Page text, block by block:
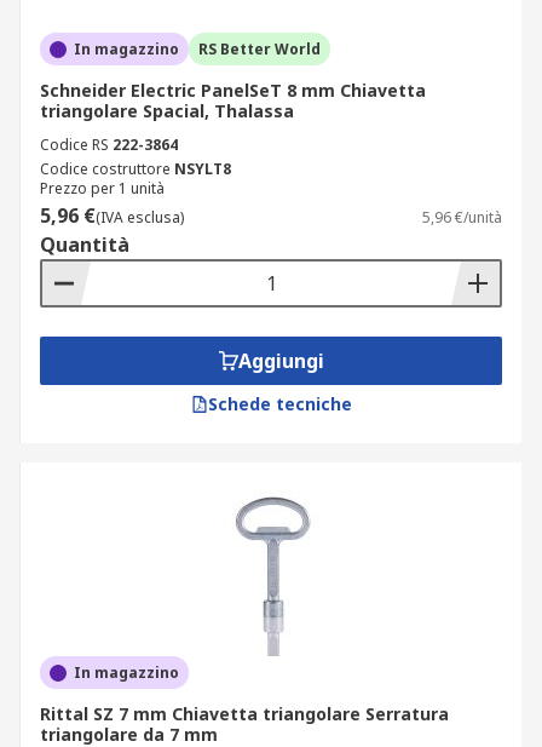
In magazzino RS Better World
Schneider Electric PanelSeT 8 mm Chiavetta
triangolare Spacial, Thalassa
Codice RS 222-3864
Codice costruttore NSYLT8
Prezzo per 1 unità
5,96 €(IVA esclusa) 5,96 €/unità
Quantità
Aggiungi
Schede tecniche
In magazzino
Rittal SZ 7 mm Chiavetta triangolare Serratura
triangolare da 7 mm